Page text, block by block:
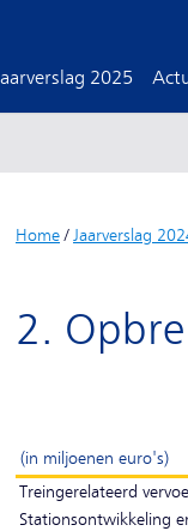
2025
Home/ Jaarverslag
2.
(in miljoenen euro's)
Treingerelateerd
Stationsontwikkeling